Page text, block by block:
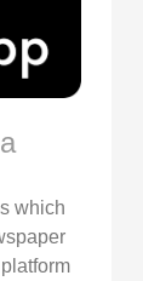
which